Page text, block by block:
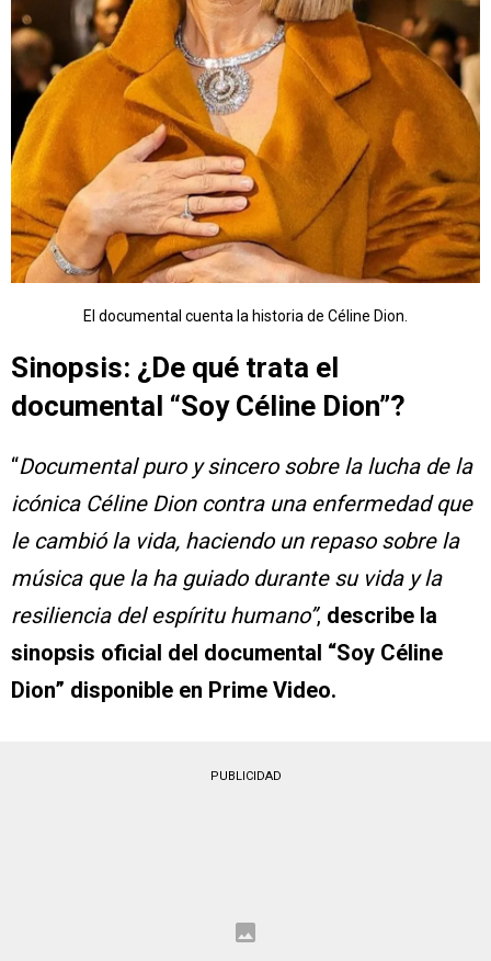
El documental cuenta la historia de Céline Dion.
Sinopsis: ¿De qué trata el
documental “Soy Céline Dion”?
“Documental puro y sincero sobre la lucha de la
icónica Céline Dion contra una enfermedad que
le cambió la vida, haciendo un repaso sobre la
música que la ha guiado durante su vida y la
resiliencia del espíritu humano”, describe la
sinopsis oficial del documental “Soy Céline
Dion” disponible en Prime Video.
PUBLICIDAD